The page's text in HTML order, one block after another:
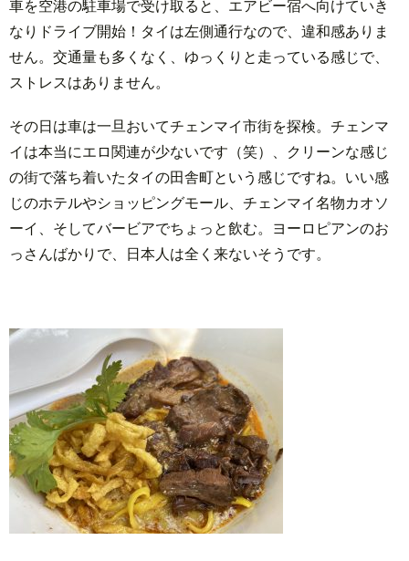
車を空港の駐車場で受け取ると、エアビー宿へ向けていき
なりドライブ開始！タイは左側通行なので、違和感ありま
せん。交通量も多くなく、ゆっくりと走っている感じで、
ストレスはありません。
その日は車は一旦おいてチェンマイ市街を探検。チェンマ
イは本当にエロ関連が少ないです（笑）、クリーンな感じ
の街で落ち着いたタイの田舎町という感じですね。いい感
じのホテルやショッピングモール、チェンマイ名物カオソ
ーイ、そしてバービアでちょっと飲む。ヨーロピアンのお
っさんばかりで、日本人は全く来ないそうです。